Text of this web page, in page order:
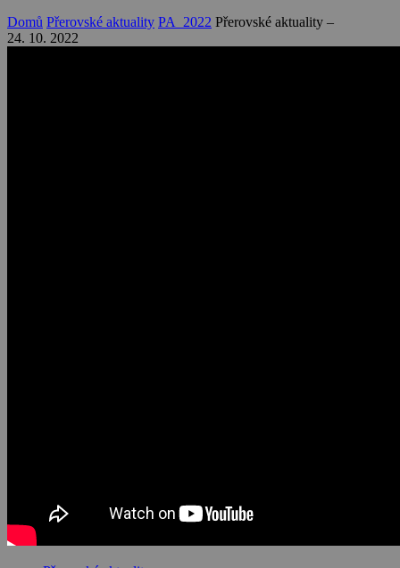
Domů Přerovské aktuality PA_2022 Přerovské aktuality –
24. 10. 2022